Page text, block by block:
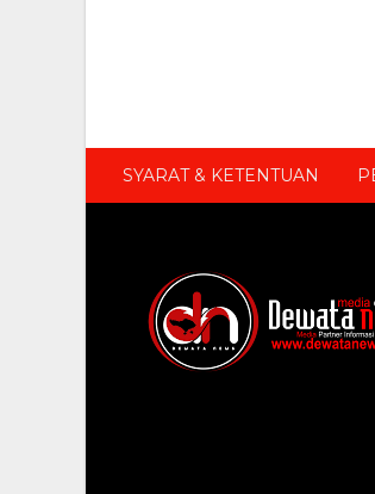
SYARAT & KETENTUAN